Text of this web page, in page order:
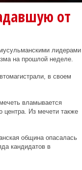
от
лидерами
на прошлой неделе.
в своем
вламывается
центра. Из мечети также
община опасалась
кандидатов в